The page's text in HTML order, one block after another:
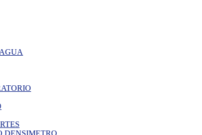
DENSIMETRO